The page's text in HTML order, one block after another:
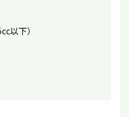
以下）